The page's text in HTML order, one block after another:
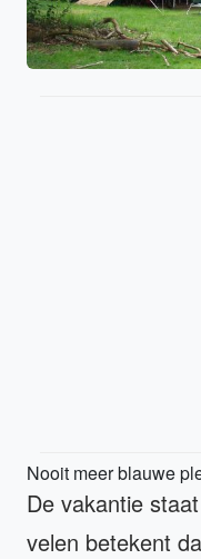
Nooit meer blauwe
De vakantie
velen betekent